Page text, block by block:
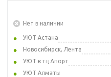
Нет в наличии
УЮТ Астана
Новосибирск, Лента
УЮТ в тц Апорт
УЮТ Алматы